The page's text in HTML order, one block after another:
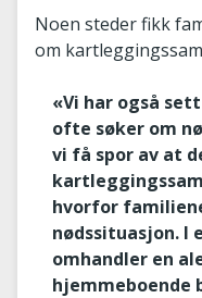
Noen steder fikk
om
«Vi har også
ofte søker om
vi få spor av at
hvorfor
nødssituasjon. I
omhandler en
hjemmeboende